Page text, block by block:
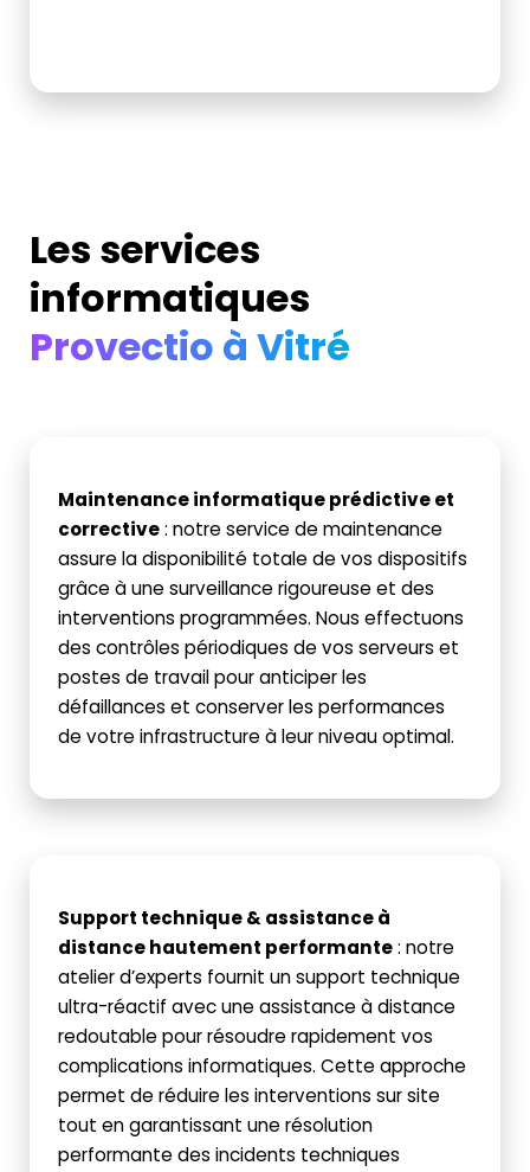
Les services
informatiques
Provectio à Vitré
Maintenance informatique prédictive et
corrective : notre service de maintenance
assure la disponibilité totale de vos dispositifs
grâce à une surveillance rigoureuse et des
interventions programmées. Nous effectuons
des contrôles périodiques de vos serveurs et
postes de travail pour anticiper les
défaillances et conserver les performances
de votre infrastructure à leur niveau optimal.
Support technique & assistance à
distance hautement performante : notre
atelier d’experts fournit un support technique
ultra-réactif avec une assistance à distance
redoutable pour résoudre rapidement vos
complications informatiques. Cette approche
permet de réduire les interventions sur site
tout en garantissant une résolution
performante des incidents techniques